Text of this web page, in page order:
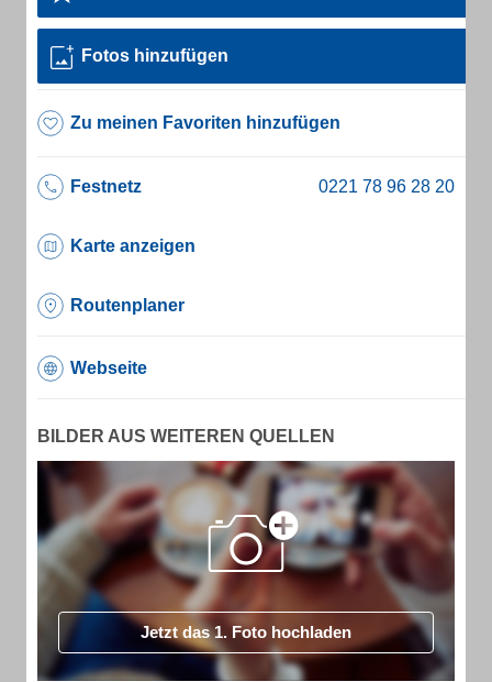
Fotos hinzufügen
Zu meinen Favoriten hinzufügen
Festnetz
Karte anzeigen
Routenplaner
Webseite
BILDER AUS WEITEREN QUELLEN
Jetzt das 1. Foto hochladen